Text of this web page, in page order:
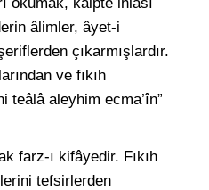
âlimler, âyet-i
çıkarmışlardır.
ve fıkıh
teâlâ aleyhim ecma’în”
farz-ı kifâyedir. Fıkıh
tefsirlerden